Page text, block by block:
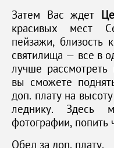
Затем Вас ждет
красивых мест
пейзажи, близость
святилища — все в
лучше
вы сможете
доп. плату на
леднику. Здесь
фотографии, попить
Обед за доп. плату.